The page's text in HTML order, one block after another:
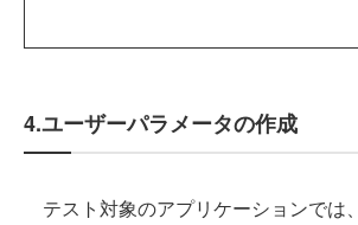
4.ユーザーパラメータの作成
テスト対象のアプリケーションでは